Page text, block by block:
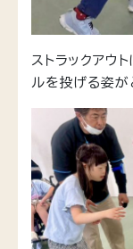
ストラックアウ
ルを投げる姿が